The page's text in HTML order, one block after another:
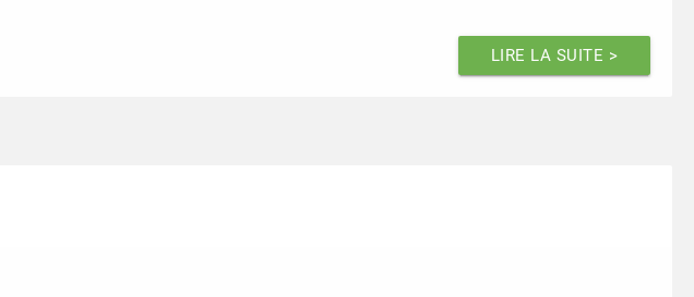
LIRE LA SUITE >